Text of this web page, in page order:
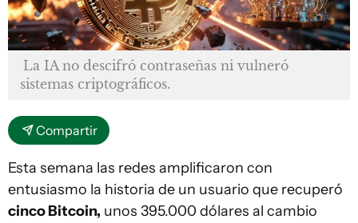
La IA no descifró contraseñas ni vulneró
sistemas criptográficos.
Compartir
Esta semana las redes amplificaron con
entusiasmo la historia de un usuario que recuperó
cinco Bitcoin, unos 395.000 dólares al cambio